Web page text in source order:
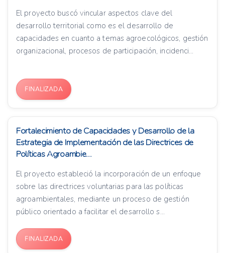
El proyecto buscó vincular aspectos clave del
desarrollo territorial como es el desarrollo de
capacidades en cuanto a temas agroecológicos, gestión
organizacional, procesos de participación, incidenci...
FINALIZADA
Fortalecimiento de Capacidades y Desarrollo de la
Estrategia de Implementación de las Directrices de
Políticas Agroambie...
El proyecto estableció la incorporación de un enfoque
sobre las directrices voluntarias para las políticas
agroambientales, mediante un proceso de gestión
público orientado a facilitar el desarrollo s...
FINALIZADA